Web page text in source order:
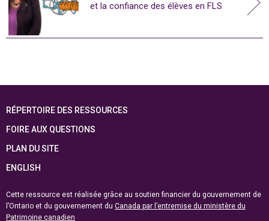
et la confiance des élèves en FLS
RÉPERTOIRE DES RESSOURCES
FOIRE AUX QUESTIONS
PLAN DU SITE
ENGLISH
Cette ressource est réalisée grâce au soutien financier du gouvernement de
l’Ontario et du gouvernement du Canada par l’entremise du ministère du
Patrimoine canadien